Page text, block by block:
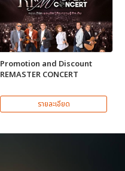
Promotion and Discount
REMASTER CONCERT
รายละเอียด